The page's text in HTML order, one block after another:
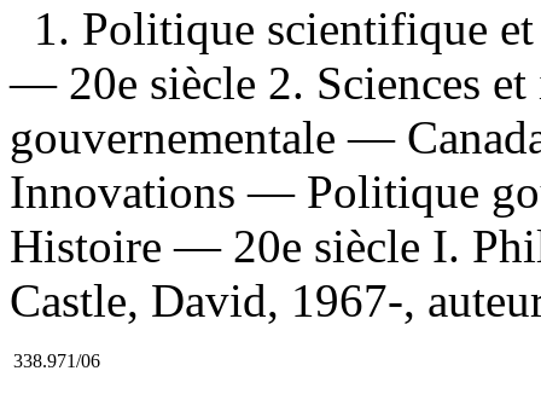
1. Politique scientifique
— 20e siècle 2. Sciences
gouvernementale —
Innovations — Politique
Histoire — 20e siècle I.
Castle, David, 1967-,
338.971/06